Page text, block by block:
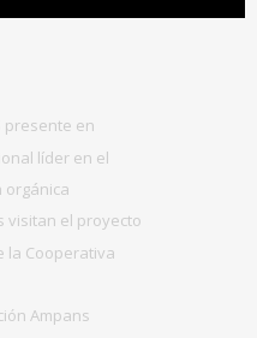
presente en
líder en el
orgánica
visitan el proyecto
la Cooperativa
Ampans